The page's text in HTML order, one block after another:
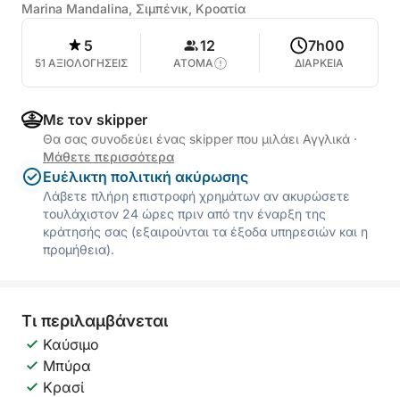
Marina Mandalina, Σιμπένικ, Κροατία
5
51 ΑΞΙΟΛΟΓΗΣΕΙΣ
12
ΑΤΟΜΑ
7h00
ΔΙΑΡΚΕΙΑ
Με τον skipper
Θα σας συνοδεύει ένας skipper που μιλάει Αγγλικά ·
Μάθετε περισσότερα
Ευέλικτη πολιτική ακύρωσης
Λάβετε πλήρη επιστροφή χρημάτων αν ακυρώσετε
τουλάχιστον 24 ώρες πριν από την έναρξη της
κράτησής σας (εξαιρούνται τα έξοδα υπηρεσιών και η
προμήθεια).
Τι περιλαμβάνεται
Καύσιμο
Μπύρα
Κρασί